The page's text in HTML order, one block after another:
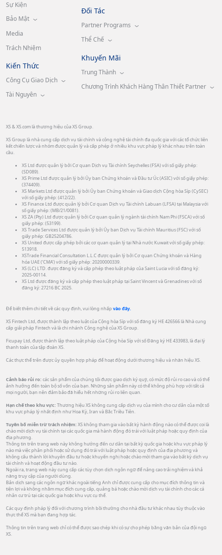
Sự Kiện
Bảo Mật
Media
Trách Nhiệm
Kiến Thức
Công Cụ Giao Dịch
Tài Nguyên
Đối Tác
Partner Programs
Thể Chế
Khuyến Mãi
Trung Thành
Chương Trình Khách Hàng Thân Thiết Partner
XS & XS.com là thương hiệu của XS Group.
XS Group là nhà cung cấp dịch vụ tài chính và công nghệ tài chính đa quốc gia với các tổ chức liên
kết chiến lược và nhóm được quản lý và cấp phép ở nhiều khu vực pháp lý khác nhau trên toàn
cầu.
XS Ltd được quản lý bởi Cơ quan Dịch vụ Tài chính Seychelles (FSA) với số giấy phép:
(SD089).
XS Prime Ltd được quản lý bởi Ủy ban Chứng khoán và Đầu tư Úc (ASIC) với số giấy phép:
(374409).
XS Markets Ltd được quản lý bởi Ủy ban Chứng khoán và Giao dịch Cộng hòa Síp (CySEC)
với số giấy phép: (412/22).
XS Finance Ltd được quản lý bởi Cơ quan Dịch vụ Tài chính Labuan (LFSA) tại Malaysia với
số giấy phép: (MB/21/0081).
XS ZA (Pty) Ltd được quản lý bởi Cơ quan quản lý ngành tài chính Nam Phi (FSCA) với số
giấy phép: (53199).
XS Trade Services Ltd được quản lý bởi Ủy ban Dịch vụ Tài chính Mauritius (FSC) với số
giấy phép: GB25204786.
XS United được cấp phép bởi các cơ quan quản lý tại Nhà nước Kuwait với số giấy phép:
513918.
XSTrade Financial Consultation L.L.C được quản lý bởi Cơ quan Chứng khoán và Hàng
hóa UAE (‘CMA’) với số giấy phép: 20200000339.
XS (LC) LTD. được đăng ký và cấp phép theo luật pháp của Saint Lucia với số đăng ký:
2025-00114.
XS Ltd được đăng ký và cấp phép theo luật pháp tại Saint Vincent và Grenadines với số
đăng ký: 27216 BC 2025.
Để biết thêm chi tiết về các quy định, vui lòng nhấp vào đây.
XS Fintech Ltd, được thành lập theo luật của Cộng hòa Síp với số đăng ký HE 426566 là Nhà cung
cấp giải pháp Fintech và là chi nhánh Công nghệ của XS Group.
Ficupay Ltd, được thành lập theo luật pháp của Cộng hòa Síp với số Đăng ký HE 433983, là đại lý
thanh toán của tập đoàn XS.
Các thực thể trên được ủy quyền hợp pháp để hoạt động dưới thương hiệu và nhãn hiệu XS.
Cảnh báo rủi ro: các sản phẩm của chúng tôi được giao dịch ký quỹ, có mức độ rủi ro cao và có thể
ảnh hưởng đến toàn bộ số vốn của bạn. Những sản phẩm này có thể không phù hợp với tất cả
mọi người, bạn nên đảm bảo đã hiểu hết những rủi ro liên quan.
Hạn chế theo khu vực: Thương hiệu XS không cung cấp dịch vụ của mình cho cư dân của một số
khu vực pháp lý nhất định như Hoa Kỳ, Iran và Bắc Triều Tiên.
Tuyên bố miễn trừ trách nhiệm: XS không tham gia vào bất kỳ hành động nào có thể được coi là
chào mời dịch vụ tài chính tại các quốc gia mà hành động đó trái với luật pháp hoặc quy định của
địa phương.
Thông tin trên trang web này không hướng đến cư dân tại bất kỳ quốc gia hoặc khu vực pháp lý
nào mà việc phân phối hoặc sử dụng đó trái với luật pháp hoặc quy định của địa phương và
không cấu thành lời khuyên đầu tư hoặc khuyến nghị hoặc chào mời tham gia vào bất kỳ dịch vụ
tài chính và hoạt động đầu tư nào.
Ngoài ra, trang web này cung cấp các tùy chọn dịch ngôn ngữ để nâng cao trải nghiệm và khả
năng truy cập của người dùng.
Bản dịch sang các ngôn ngữ khác ngoài tiếng Anh chỉ được cung cấp cho mục đích thông tin và
tiện lợi và không nhằm mục đích cung cấp, quảng bá hoặc chào mời dịch vụ tài chính cho các cá
nhân cư trú tại các quốc gia hoặc khu vực cụ thể.
Các quy định pháp lý đối với chương trình bồi thường cho nhà đầu tư khác nhau tùy thuộc vào
thực thể XS mà bạn đang hợp tác.
Thông tin trên trang web chỉ có thể được sao chép khi có sự cho phép bằng văn bản của đội ngũ
XS.